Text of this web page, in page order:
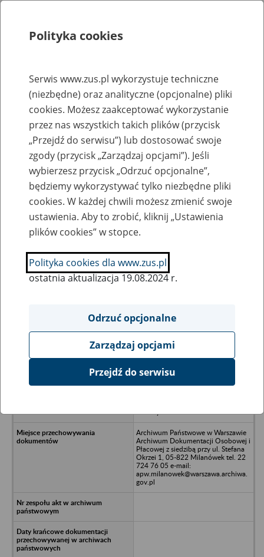
Rejestry, ewidencje i archiwa
Baza zlikwidowanych lub
przekształconych zakładów pracy
Nazwa zakładu pracy:
SZUKAJ
Ukryj wszystkie pozycje bazy
Spółdzielnia Transportowo-
Archiwum Państwowe w Warszawie
Archiwum Dokumentacji Osobowej i
Płacowej z siedzibą przy ul. Stefana
Okrzei 1, 05-822 Milanówek tel. 22
724 76 05 e-mail:
apw.milanowek@warszawa.archiwa.
gov.pl
Polityka cookies
Serwis www.zus.pl wykorzystuje techniczne
(niezbędne) oraz analityczne (opcjonalne) pliki
cookies. Możesz zaakceptować wykorzystanie
przez nas wszystkich takich plików (przycisk
„Przejdź do serwisu”) lub dostosować swoje
zgody (przycisk „Zarządzaj opcjami”). Jeśli
wybierzesz przycisk „Odrzuć opcjonalne”,
będziemy wykorzystywać tylko niezbędne pliki
cookies. W każdej chwili możesz zmienić swoje
ustawienia. Aby to zrobić, kliknij „Ustawienia
plików cookies” w stopce.
Polityka cookies dla www.zus.pl
ostatnia aktualizacja 19.08.2024 r.
Odrzuć opcjonalne
Zarządzaj opcjami
Przejdź do serwisu